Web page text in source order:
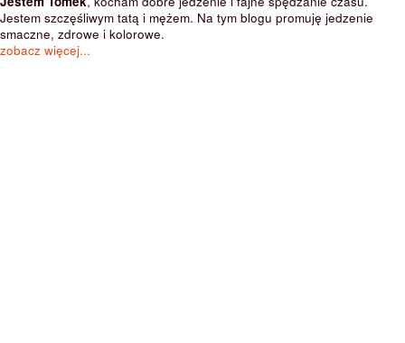
Jestem szczęśliwym tatą i mężem. Na tym blogu promuję jedzenie
smaczne, zdrowe i kolorowe.
zobacz więcej...